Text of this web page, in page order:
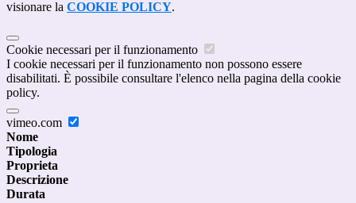
visionare la COOKIE POLICY.
Cookie necessari per il funzionamento
I cookie necessari per il funzionamento non possono essere
disabilitati. È possibile consultare l'elenco nella pagina della cookie
policy.
vimeo.com
Nome
Tipologia
Proprieta
Descrizione
Durata